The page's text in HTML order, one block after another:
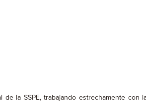
la SSPE, trabajando estrechamente con